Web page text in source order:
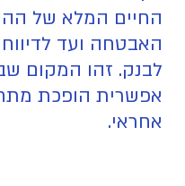
החיים המלא של
האבטחה ועד
לבנק. זהו המקום
אפשרית הופכת
אחראי.